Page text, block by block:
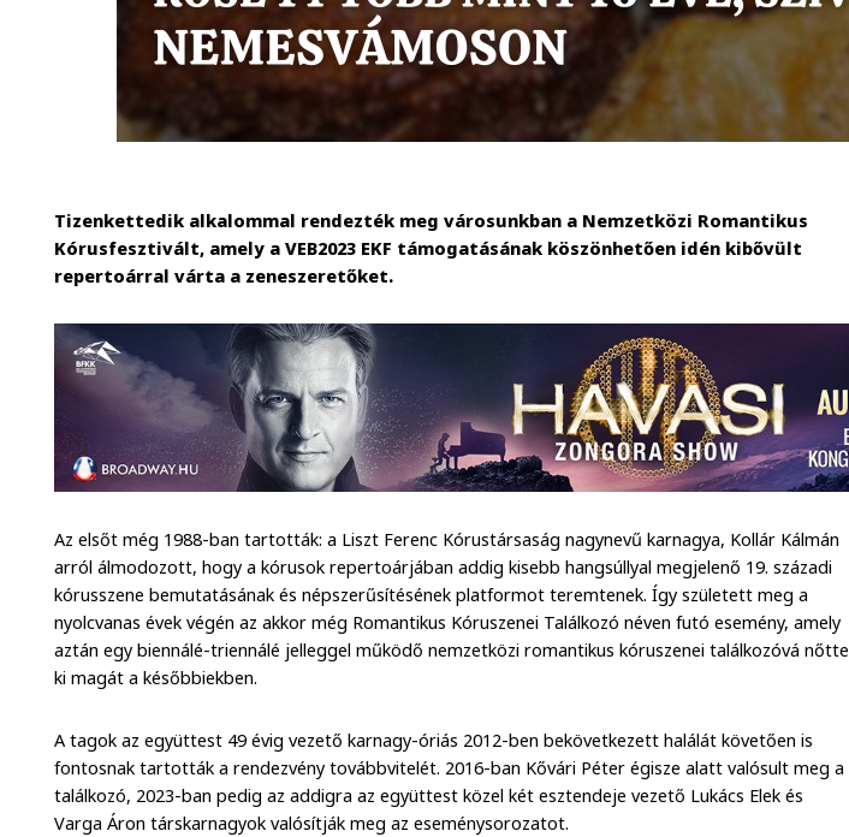
Tizenkettedik alkalommal rendezték meg városunkban a Nemzetközi Romantikus
Kórusfesztivált, amely a VEB2023 EKF támogatásának köszönhetően idén kibővült
repertoárral várta a zeneszeretőket.
Az elsőt még 1988-ban tartották: a Liszt Ferenc Kórustársaság nagynevű karnagya, Kollár Kálmán
arról álmodozott, hogy a kórusok repertoárjában addig kisebb hangsúllyal megjelenő 19. századi
kórusszene bemutatásának és népszerűsítésének platformot teremtenek. Így született meg a
nyolcvanas évek végén az akkor még Romantikus Kóruszenei Találkozó néven futó esemény, amely
aztán egy biennálé-triennálé jelleggel működő nemzetközi romantikus kóruszenei találkozóvá nőtte
ki magát a későbbiekben.
A tagok az együttest 49 évig vezető karnagy-óriás 2012-ben bekövetkezett halálát követően is
fontosnak tartották a rendezvény továbbvitelét. 2016-ban Kővári Péter égisze alatt valósult meg a
találkozó, 2023-ban pedig az addigra az együttest közel két esztendeje vezető Lukács Elek és
Varga Áron társkarnagyok valósítják meg az eseménysorozatot.